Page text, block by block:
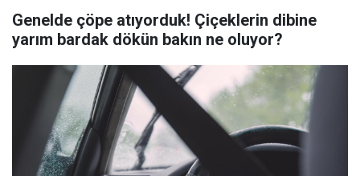
Genelde çöpe atıyorduk! Çiçeklerin dibine
yarım bardak dökün bakın ne oluyor?